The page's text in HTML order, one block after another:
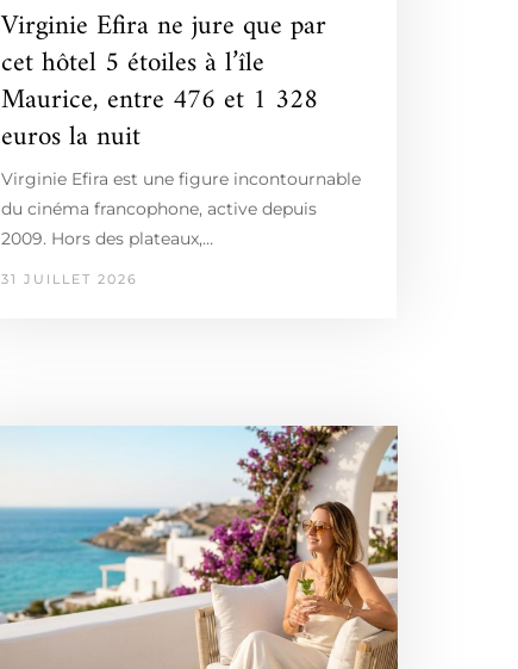
Virginie Efira ne jure que par
cet hôtel 5 étoiles à l’île
Maurice, entre 476 et 1 328
euros la nuit
Virginie Efira est une figure incontournable
du cinéma francophone, active depuis
2009. Hors des plateaux,…
31 JUILLET 2026